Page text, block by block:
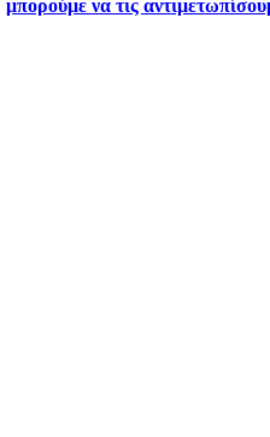
μπορούμε να τις